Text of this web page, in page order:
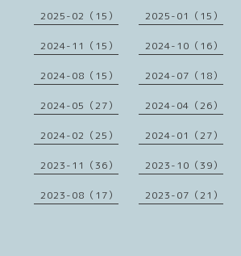
2025-02（15） 2025-01（15）
2024-11（15） 2024-10（16）
2024-08（15） 2024-07（18）
2024-05（27） 2024-04（26）
2024-02（25） 2024-01（27）
2023-11（36） 2023-10（39）
2023-08（17） 2023-07（21）